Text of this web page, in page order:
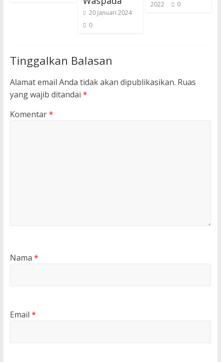
20 Januari 2024
0
2022 0
Tinggalkan Balasan
Alamat email Anda tidak akan dipublikasikan. Ruas
yang wajib ditandai *
Komentar*
Nama *
Email *